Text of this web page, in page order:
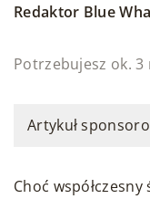
Redaktor Blue
Potrzebujesz ok.
Artykuł
Choć